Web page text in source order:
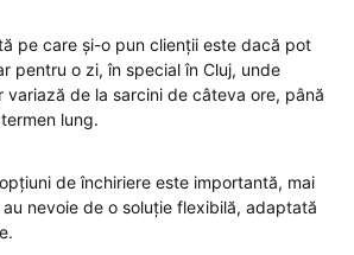
pe care și-o pun clienții este dacă pot
pentru o zi, în special în Cluj, unde
variază de la sarcini de câteva ore, până
lung.
de închiriere este importantă, mai
nevoie de o soluție flexibilă, adaptată